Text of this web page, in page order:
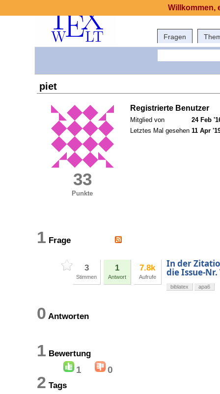
Fragen
piet
33
Punkte
Registrierte Benutzer
Mitglied von
24 Feb
Letztes Mal gesehen 11 Apr
1 Frage
3
Stimmen
1
Antwort
7.8k
Aufrufe
In der
die Issue-
biblatex apa6
0 Antworten
1 Bewertung
1 0
2 Tags
Willkommen,